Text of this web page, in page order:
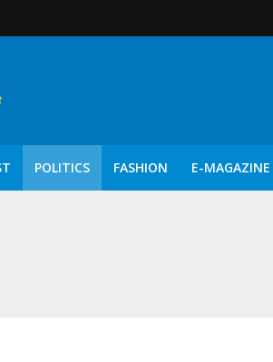
POLITICS FASHION E-MAGAZINE